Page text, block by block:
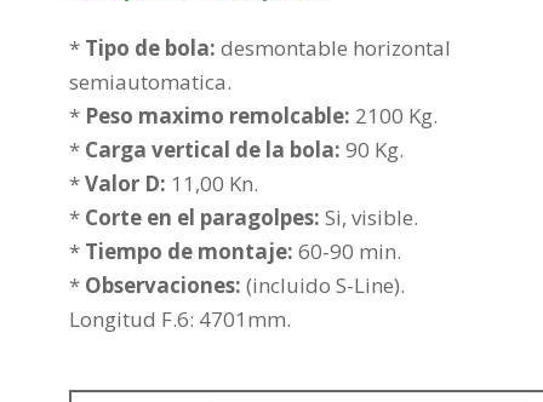
precios:
337,41€
hasta
* Tipo de bola: desmontable horizontal
semiautomatica.
* Peso maximo remolcable: 2100 Kg.
* Carga vertical de la bola: 90 Kg.
*Valor D: 11,00 Kn.
* Corte en el paragolpes: Si, visible.
* Tiempo de montaje: 60-90 min.
* Observaciones: (incluido S-Line).
Longitud F.6: 4701mm.